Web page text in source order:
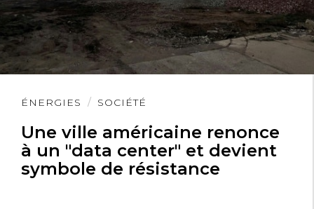
ÉNERGIES SOCIÉTÉ
Une ville américaine renonce
à un "data center" et devient
symbole de résistance
Lire